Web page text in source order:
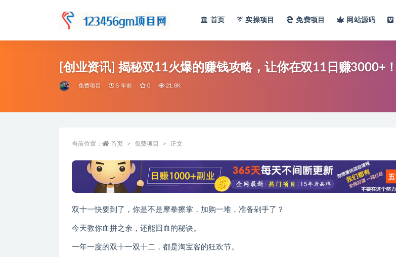
首页 实操项目 免费项目 网站源码
[创业资讯] 揭秘双11火爆的赚钱攻略，让你在双11日赚3000+！
免费项目 5 年前 0 21.8K
当前位置： 首页 免费项目 正文
双十一快要到了，你是不是摩拳擦掌，加购一堆，准备剁手了？
今天教你血拼之余，还能回血的秘诀。
一年一度的双十一双十二，都是淘宝客的狂欢节。